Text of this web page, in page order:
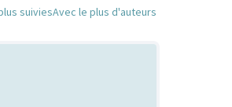
suiviesAvec le plus d'auteurs